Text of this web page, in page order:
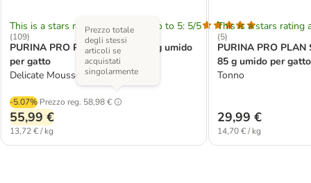
This is a stars rating area from zero to 5: 5/5
(109)
PURINA PRO PLAN Cat 48 x 85 g umido
per gatto
Delicate Mousse Tacchino
-5.07% Prezzo reg. 58,98 €
Prezzo totale
degli stessi
articoli se
acquistati
singolarmente
55,99 €
13,72 € / kg
This is a stars rating
(5)
PURINA PRO
85 g umido per gatto
Tonno
29,99 €
14,70 € / kg